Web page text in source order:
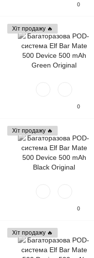
0
Хіт продажу 🔥
0
Хіт продажу 🔥
0
Хіт продажу 🔥